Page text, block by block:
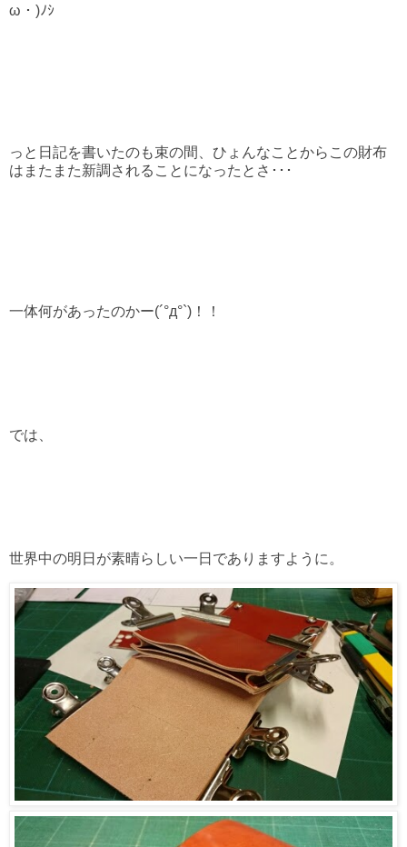
ω・)ﾉｼ
っと日記を書いたのも束の間、ひょんなことからこの財布
はまたまた新調されることになったとさ･･･
一体何があったのかー(´°д°`)！！
では、
世界中の明日が素晴らしい一日でありますように。